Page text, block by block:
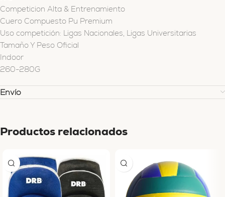
Competicion Alta & Entrenamiento
Cuero Compuesto Pu Premium
Uso competición: Ligas Nacionales, Ligas Universitarias
Tamaño Y Peso Oficial
Indoor
260-280G
Envío
Productos relacionados